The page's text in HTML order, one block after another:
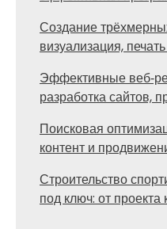
Создание
визуализация,
Эффективные
разработка сайтов,
Поисковая
контент и
Строительство
под ключ: от